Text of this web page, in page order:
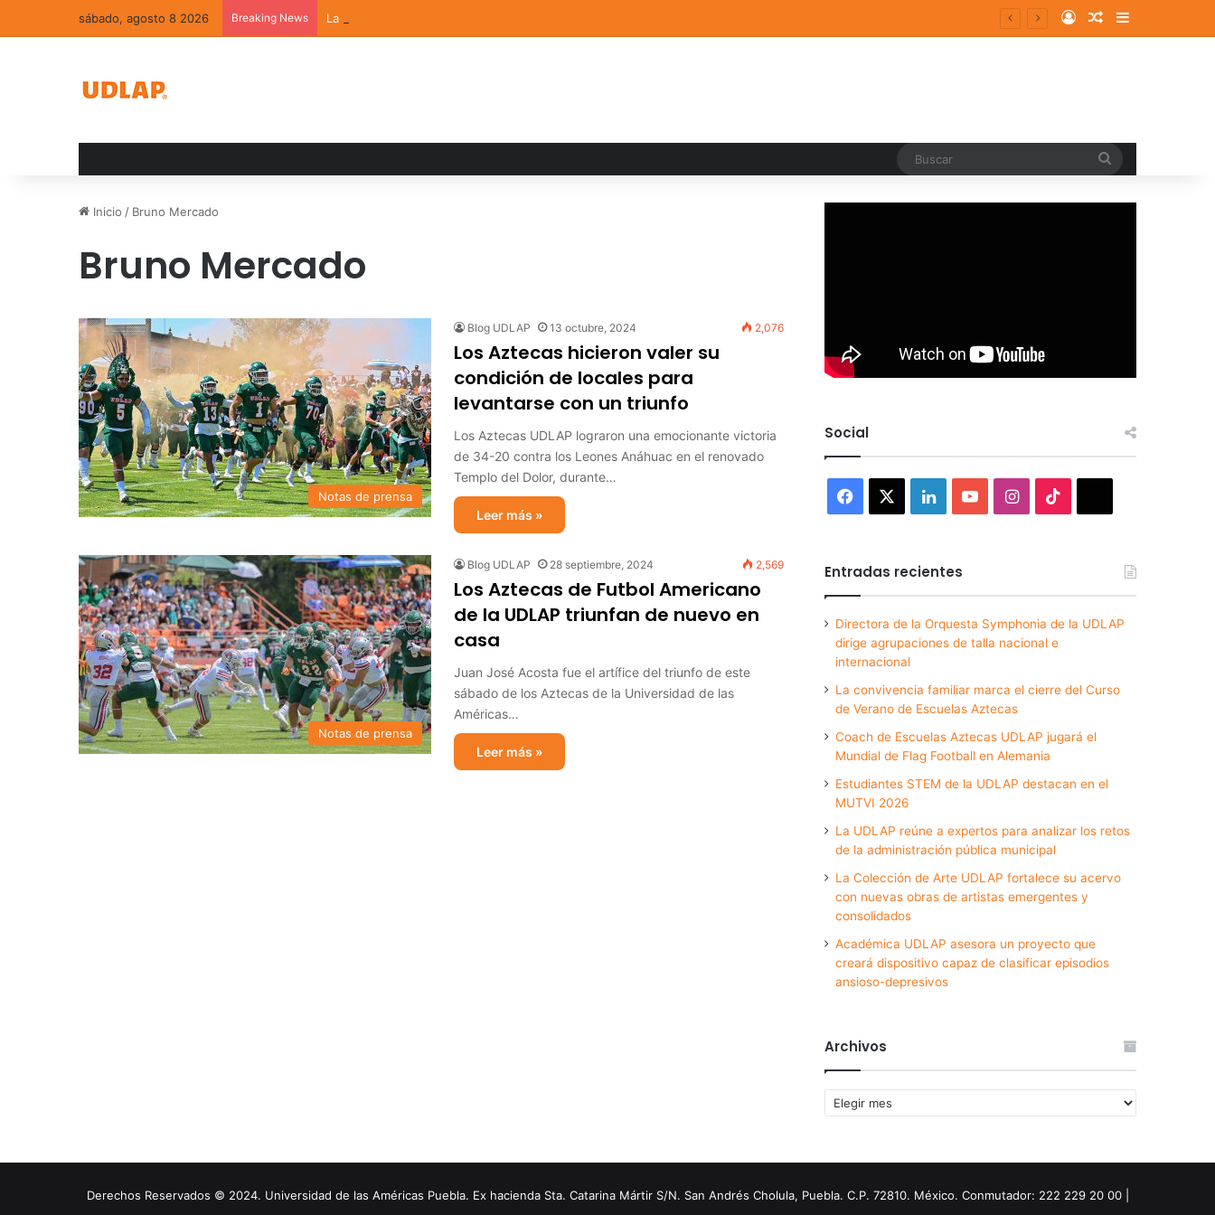
sábado, agosto 8 2026 Breaking News La convivencia familiar marca el cierre del Curso de Verano de Escuelas Aztecas Log InRandom Article
Sidebar
Inicio / Bruno Mercado
Bruno Mercado
Notas de prensa
Blog UDLAP 13 octubre, 2024 2,076
Los Aztecas hicieron valer su
condición de locales para
levantarse con un triunfo
Los Aztecas UDLAP lograron una emocionante victoria
de 34-20 contra los Leones Anáhuac en el renovado
Templo del Dolor, durante…
Leer más »
Notas de prensa
Blog UDLAP 28 septiembre, 2024 2,569
Los Aztecas de Futbol Americano
de la UDLAP triunfan de nuevo en
casa
Juan José Acosta fue el artífice del triunfo de este
sábado de los Aztecas de la Universidad de las
Américas…
Leer más »
Social
Facebook LinkedInYouTubeInstagram
Entradas recientes
Directora de la Orquesta Symphonia de la UDLAP
dirige agrupaciones de talla nacional e
internacional
La convivencia familiar marca el cierre del Curso
de Verano de Escuelas Aztecas
Coach de Escuelas Aztecas UDLAP jugará el
Mundial de Flag Football en Alemania
Estudiantes STEM de la UDLAP destacan en el
MUTVI 2026
La UDLAP reúne a expertos para analizar los retos
de la administración pública municipal
La Colección de Arte UDLAP fortalece su acervo
con nuevas obras de artistas emergentes y
consolidados
Académica UDLAP asesora un proyecto que
creará dispositivo capaz de clasificar episodios
ansioso-depresivos
Archivos
Archivos
Derechos Reservados © 2024. Universidad de las Américas Puebla. Ex hacienda Sta. Catarina Mártir S/N. San Andrés Cholula, Puebla. C.P. 72810. México. Conmutador: 222 229 20 00 |